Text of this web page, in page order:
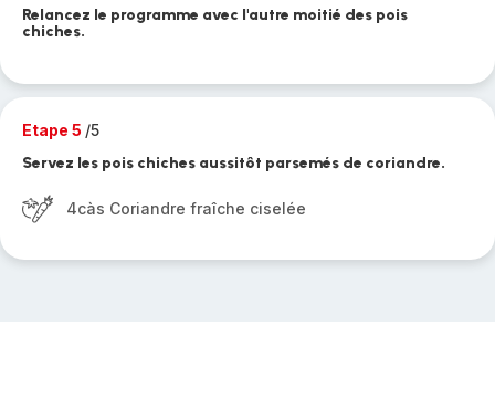
Relancez le programme avec l'autre moitié des pois
chiches.
Etape 5 /5
Servez les pois chiches aussitôt parsemés de coriandre.
4càs Coriandre fraîche ciselée